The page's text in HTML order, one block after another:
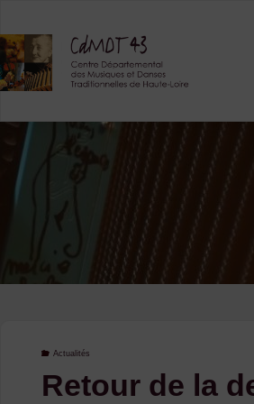
content
Actualités
Retour de la